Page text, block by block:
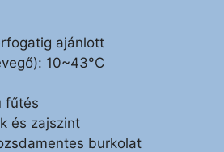
ajánlott
10~43°C
fűtés
és zajszint
burkolat